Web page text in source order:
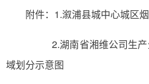
附件：1.溆浦县城中心城区
2.湖南省湘维公司生产
域划分示意图